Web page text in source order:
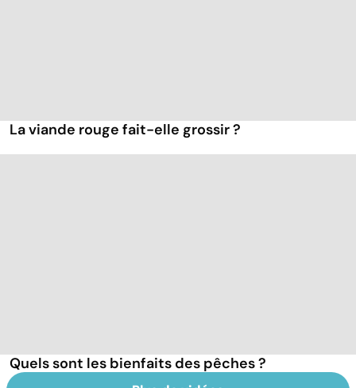
La viande rouge fait-elle grossir ?
Quels sont les bienfaits des pêches ?